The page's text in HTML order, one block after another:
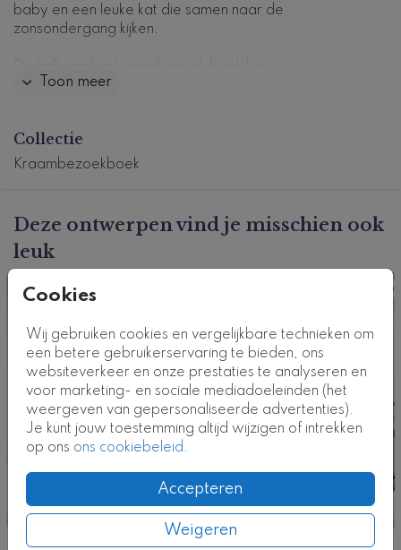
Cookies
Wij gebruiken cookies en vergelijkbare technieken om
een betere gebruikerservaring te bieden, ons
websiteverkeer en onze prestaties te analyseren en
voor marketing- en sociale mediadoeleinden (het
weergeven van gepersonaliseerde advertenties).
Je kunt jouw toestemming altijd wijzigen of intrekken
op ons ons cookiebeleid.
Accepteren
Weigeren
baby en een leuke kat die samen naar de
zonsondergang kijken.
gepersonaliseerd worden. Het boek is 25x25 cm en
Dit kraambezoekboek past perfect bij
voor alle kraamboeken
deze stijl.
Toon meer
Collectie
Kraambezoekboek
Deze ontwerpen vind je misschien ook
leuk